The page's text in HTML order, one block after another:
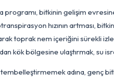
ve kılcal köklerin boğulmasına,
Yetersiz sulama ise bitkide su
fotosentez oranının
Sulama programı, bitkinin